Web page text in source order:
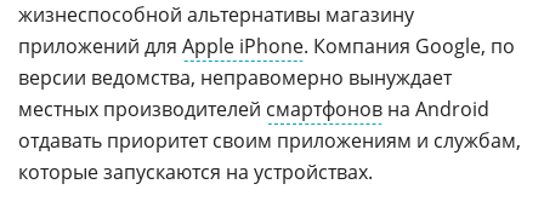
жизнеспособной альтернативы магазину
приложений для Apple iPhone. Компания Google, по
версии ведомства, неправомерно вынуждает
местных производителей смартфонов на Android
отдавать приоритет своим приложениям и службам,
которые запускаются на устройствах.